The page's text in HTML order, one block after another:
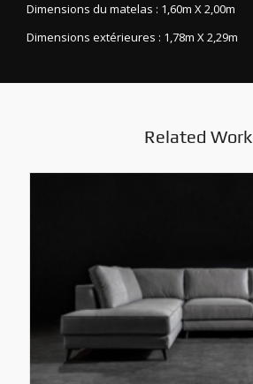
Dimensions du matelas : 1,60m X 2,00m
Dimensions extérieures : 1,78m X 2,29m
Related Work